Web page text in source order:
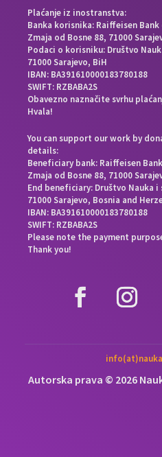
Plaćanje iz inostranstva:
Banka korisnika: Raiffeisen
Zmaja od Bosne 88, 71000
Podaci o korisniku: Društvo
71000 Sarajevo, BiH
IBAN: BA391610000183780188
SWIFT: RZBABA2S
Obavezno naznačite svrhu
Hvala!
You can support our work by
details:
Beneficiary bank: Raiffeisen
Zmaja od Bosne 88, 71000
End beneficiary: Društvo Nauka i
71000 Sarajevo, Bosnia and
IBAN: BA391610000183780188
SWIFT: RZBABA2S
Please note the payment
Thank you!
Autorska prava © 2026